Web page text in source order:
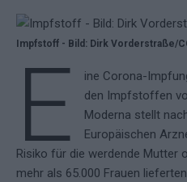
Impfstoff - Bild: Dirk Vorderstraße/
E
ine Corona-
den Impfstoffen
Moderna stellt
Europäischen
Risiko für die werdende Mutter
mehr als 65.000 Frauen